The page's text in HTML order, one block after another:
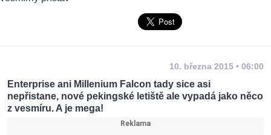
10. března 2015 • 06:00
Enterprise ani Millenium Falcon tady sice asi
nepřistane, nové pekingské letiště ale vypadá jako něco
z vesmíru. A je mega!